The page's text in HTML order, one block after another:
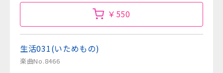
￥550
生活031(いためもの)
楽曲No.8466